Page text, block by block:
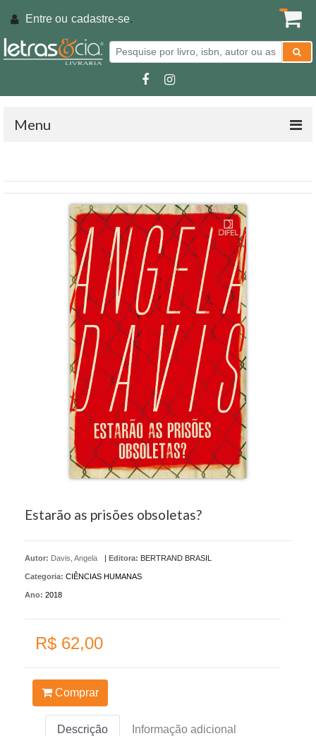
Entre ou cadastre-se.
Menu
Estarão as prisões obsoletas?
Autor: Davis, Angela Editora: BERTRAND BRASIL
Categoria: CIÊNCIAS HUMANAS
Ano: 2018
R$ 62,00
Comprar
Descrição Informação adicional